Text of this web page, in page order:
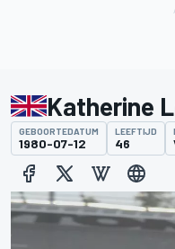
Katherine
GEBOORTEDATUM
1980-07-12
LEEFTIJD
46